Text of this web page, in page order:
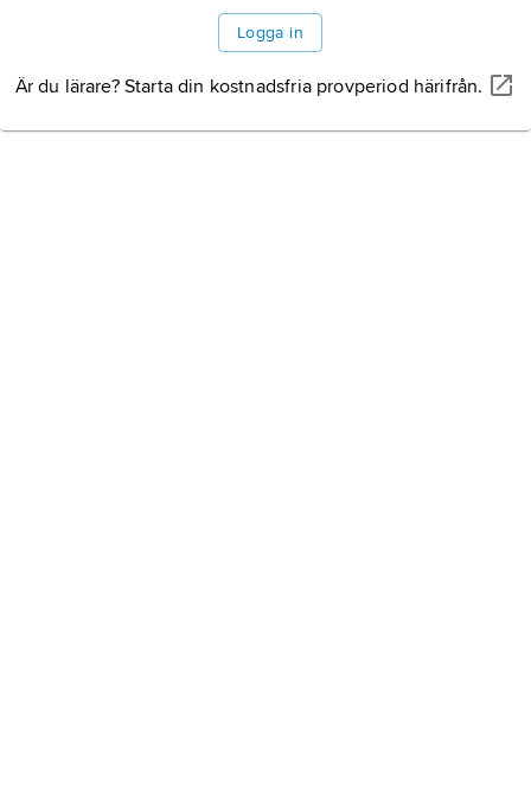
Logga in
Är du lärare? Starta din kostnadsfria provperiod härifrån.